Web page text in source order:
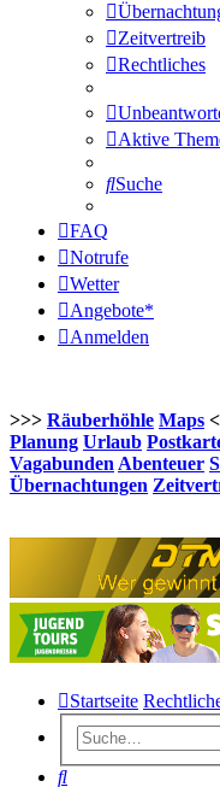
Zeitvertreib
Rechtliches
Aktive
Suche
FAQ
Notrufe
Wetter
Angebote*
Anmelden
>>> Räuberhöhle Maps
Planung Urlaub
Vagabunden Abenteuer
Übernachtungen
Startseite
Suche